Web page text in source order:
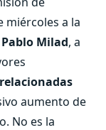
miércoles a la
Pablo Milad, a
aumento de
No es la